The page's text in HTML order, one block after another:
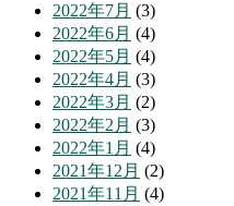
2022年7月 (3)
2022年6月 (4)
2022年5月 (4)
2022年4月 (3)
2022年3月 (2)
2022年2月 (3)
2022年1月 (4)
2021年12月 (2)
2021年11月 (4)